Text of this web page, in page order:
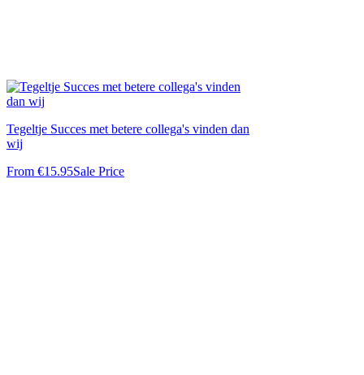
Tegeltje Succes met betere collega's vinden dan
wij
From €15.95Sale Price